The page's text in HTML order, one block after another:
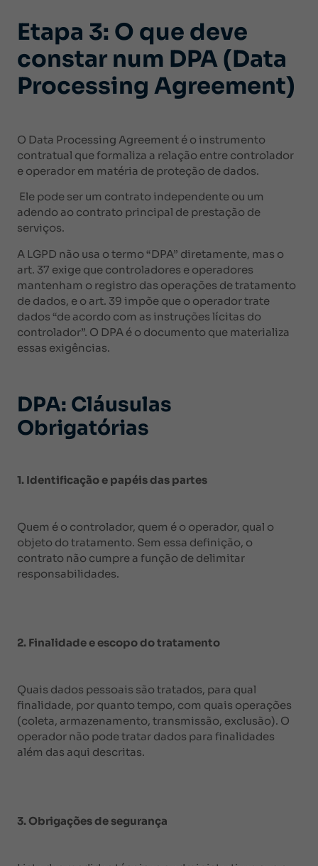
Etapa 3: O que deve
constar num DPA (Data
Processing Agreement)
O Data Processing Agreement é o instrumento
contratual que formaliza a relação entre controlador
e operador em matéria de proteção de dados.
Ele pode ser um contrato independente ou um
adendo ao contrato principal de prestação de
serviços.
A LGPD não usa o termo “DPA” diretamente, mas o
art. 37 exige que controladores e operadores
mantenham o registro das operações de tratamento
de dados, e o art. 39 impõe que o operador trate
dados “de acordo com as instruções lícitas do
controlador”. O DPA é o documento que materializa
essas exigências.
DPA: Cláusulas
Obrigatórias
1. Identificação e papéis das partes
Quem é o controlador, quem é o operador, qual o
objeto do tratamento. Sem essa definição, o
contrato não cumpre a função de delimitar
responsabilidades.
2. Finalidade e escopo do tratamento
Quais dados pessoais são tratados, para qual
finalidade, por quanto tempo, com quais operações
(coleta, armazenamento, transmissão, exclusão). O
operador não pode tratar dados para finalidades
além das aqui descritas.
3. Obrigações de segurança